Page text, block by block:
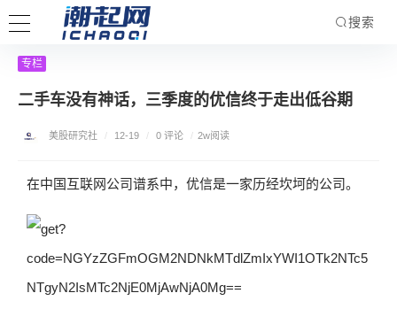
搜索
专栏
二手车没有神话，三季度的优信终于走出低谷期
美股研究社 / 12-19 / 0 评论 / 2w阅读
在中国互联网公司谱系中，优信是一家历经坎坷的公司。